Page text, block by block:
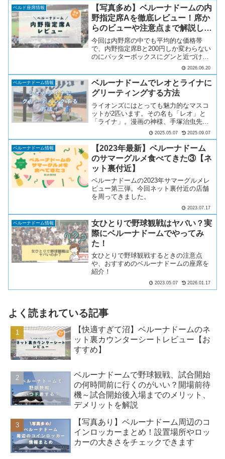
ベルド座席情報
【写真多め】ベルーナドームの内
野指定席Aを徹底レビュー！席か
らのビューや注意点まで解説しま
す
今回は内野席の中でも平均的な価格帯
で、内野指定席Bと200円しか変わらない
のにバッターボックスにグンと近づける
コスパ良好な座席、内野指定席Aを徹底
解説します。内野指定席Aの場所ベルー
ナドームの内野指定席Aは内野指定席Sと
内野指定席SSの上段...
2026.06.20
ベルーナドーム情報
ベルーナドームでレオとライナに
グリーティングする方法
ライオンズにはとっても魅力的なマスコ
ットが2匹います。その名も「レオ」と
「ライナ」。漫画の神様、手塚治虫先生
がデザインしたこの2匹は球団マスコット
の中でも歴史が長いキャラクターです。
そんな球界ファンに大人気の球団マスコ
ットとベルーナドームで...
2025.05.07 2025.09.07
ベルーナドーム情報
【2023年最新】ベルーナドーム
のサマーグルメ食べてきた③【ネ
ット裏付近】
ベルーナドームの2023年サマーグルメレ
ビュー第三弾。今回ネット裏付近の店舗
を周ってきました。
2023.07.17
ベルーナドーム情報
女ひとりで野球観戦はヤバい？実
際にベルーナドームでやってみ
た！
女ひとりで野球観戦するときの注意点
や、おすすめのベルーナドームの座席を
紹介！
2023.05.07 2026.01.17
よく読まれている記事
【快適すぎて沼】ベルーナドームのネ
ット裏カウンターシートレビュー【お
すすめ】
ベルーナドームで野球観戦、試合開始
の何時間前に行くのがいい？開場前待
機～試合開始後入場までのメリット、
デメリットを解説
【写真あり】ベルーナドーム周辺のコ
インロッカーまとめ！設置場所やロッ
カーの大きさをチェックできます